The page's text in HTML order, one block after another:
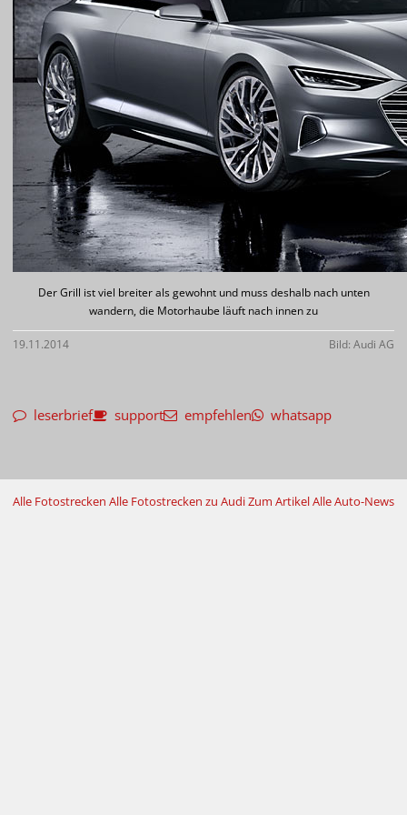
Der Grill ist viel breiter als gewohnt und muss deshalb nach unten
wandern, die Motorhaube läuft nach innen zu
19.11.2014 Bild: Audi AG
leserbrief support empfehlen whatsapp
Alle Fotostrecken Alle Fotostrecken zu AudiZum ArtikelAlle Auto-News